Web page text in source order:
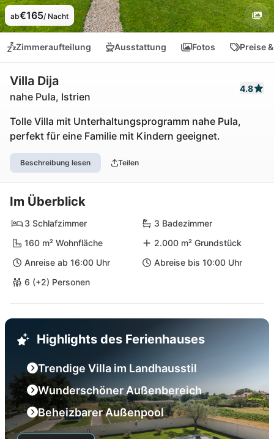
ab€165/ Nacht
Zimmeraufteilung Ausstattung Fotos Preise
Villa Dija
nahe Pula, Istrien
4.8
Tolle Villa mit Unterhaltungsprogramm nahe Pula,
perfekt für eine Familie mit Kindern geeignet.
Beschreibung lesen Teilen
Im Überblick
3 Schlafzimmer
3 Badezimmer
160 m² Wohnfläche
2.000 m² Grundstück
Anreise ab 16:00 Uhr
Abreise bis 10:00 Uhr
6 (+2) Personen
Highlights des Ferienhauses
Trendige Villa im Landhausstil
Wunderschöner Außenbereich
Beheizbarer Außenpool